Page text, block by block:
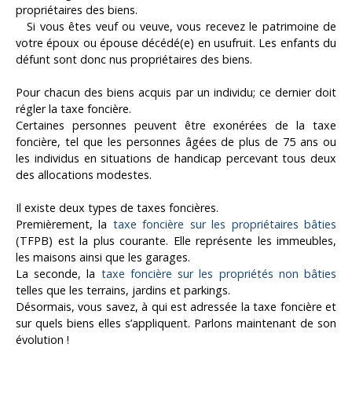
propriétaires des biens.
Si vous êtes veuf ou veuve, vous recevez le patrimoine de
votre époux ou épouse décédé(e) en usufruit. Les enfants du
défunt sont donc nus propriétaires des biens.
Pour chacun des biens acquis par un individu; ce dernier doit
régler la taxe foncière.
Certaines personnes peuvent être exonérées de la taxe
foncière, tel que les personnes âgées de plus de 75 ans ou
les individus en situations de handicap percevant tous deux
des allocations modestes.
Il existe deux types de taxes foncières.
Premièrement, la taxe foncière sur les propriétaires bâties
(TFPB) est la plus courante. Elle représente les immeubles,
les maisons ainsi que les garages.
La seconde, la taxe foncière sur les propriétés non bâties
telles que les terrains, jardins et parkings.
Désormais, vous savez, à qui est adressée la taxe foncière et
sur quels biens elles s’appliquent. Parlons maintenant de son
évolution !